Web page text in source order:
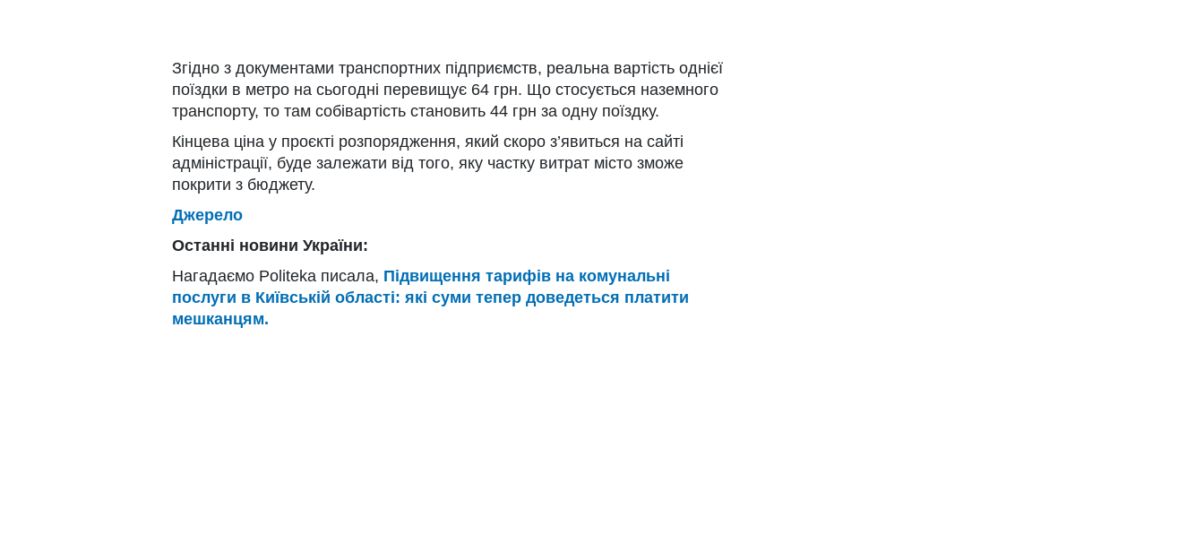
Згідно з документами транспортних підприємств, реальна вартість однієї
поїздки в метро на сьогодні перевищує 64 грн. Що стосується наземного
транспорту, то там собівартість становить 44 грн за одну поїздку.
Кінцева ціна у проєкті розпорядження, який скоро з’явиться на сайті
адміністрації, буде залежати від того, яку частку витрат місто зможе
покрити з бюджету.
Джерело
Останні новини України:
Нагадаємо Politeka писала, Підвищення тарифів на комунальні
послуги в Київській області: які суми тепер доведеться платити
мешканцям.